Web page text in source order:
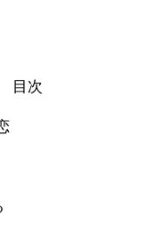
目次